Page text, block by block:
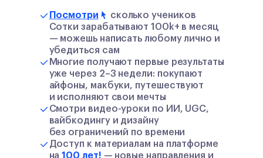
Посмотри
сколько учеников
Сотки зарабатывают 100k+ в месяц
— можешь написать любому лично и
убедиться сам
Многие получают первые результаты
уже через 2–3 недели: покупают
айфоны, макбуки, путешествуют
и исполняют свои мечты
Смотри видео-уроки по ИИ, UGC,
вайбкодингу и дизайну
без ограничений по времени
Доступ к материалам на платформе
на100 лет! — новые направления и